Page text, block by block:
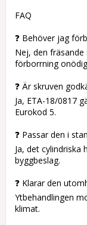
FAQ
❓ Behöver jag
Nej, den
förborrning
❓ Är skruven
Ja, ETA-18/0817
Eurokod 5.
❓ Passar den i
Ja, det cylindriska
byggbeslag.
❓ Klarar den
Ytbehandlingen
klimat.